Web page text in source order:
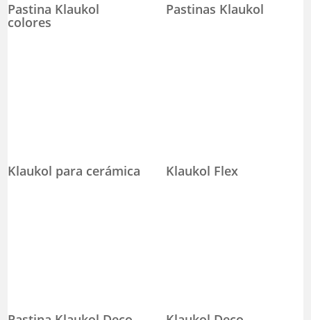
Pastina Klaukol
colores
Pastinas Klaukol
Klaukol para cerámica Klaukol Flex